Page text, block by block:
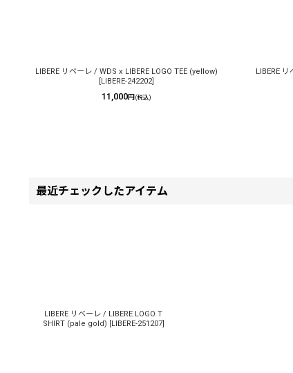
LIBERE リベーレ / WDS x LIBERE LOGO TEE (yellow)
[LIBERE-242202]
11,000円 (税込)
LIBERE
最近チェックしたアイテム
LIBERE リベーレ / LIBERE LOGO T
SHIRT (pale gold) [LIBERE-251207]